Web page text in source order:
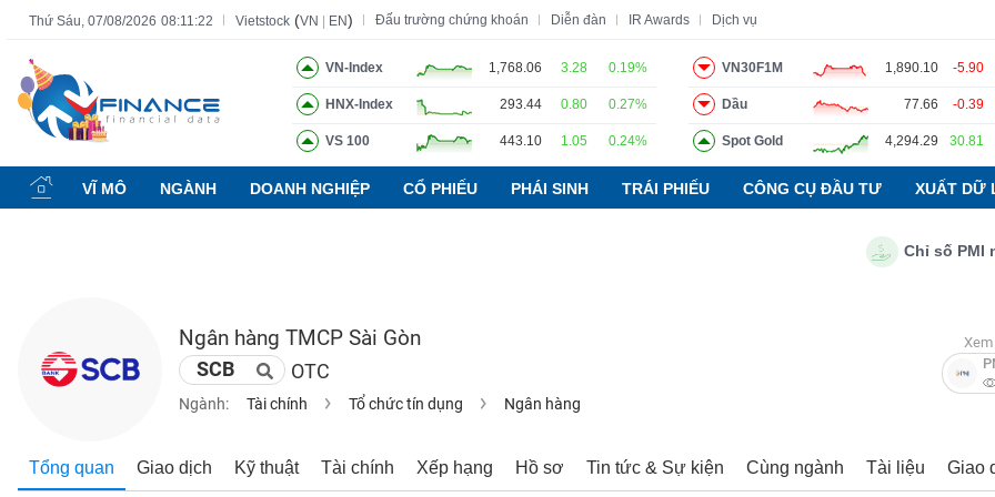
Thứ Sáu, 07/08/2026 08:11:23 Vietstock (VN EN) Đấu trường chứng khoán Diễn đàn IR Awards Dịch vụ
VN-Index 1,768.06 3.28 0.19%
HNX-Index 293.44 0.80 0.27%
VS 100 443.10 1.05 0.24%
VN30F1M 1,890.10 -5.90
Dầu 77.66 -0.39
Spot Gold 4,294.29 30.81
VĨ MÔ NGÀNH DOANH NGHIỆP CỔ PHIẾU PHÁI SINH TRÁI PHIẾU CÔNG CỤ ĐẦU TƯ XUẤT DỮ
Chỉ số PMI
Ngân hàng TMCP Sài Gòn
SCB OTC
Ngành: Tài chính Tổ chức tín dụng Ngân hàng
Tổng quan Giao dịch Kỹ thuật Tài chính Xếp hạng Hồ sơ Tin tức & Sự kiện Cùng ngành Tài liệu Giao
Tất cả Tính năng Ngành Mã chứng khoán Lãnh đạo Báo cáo phân tích Thuật ngữ
Tính
năng
(-)
KHOÁN
NGHIỆP